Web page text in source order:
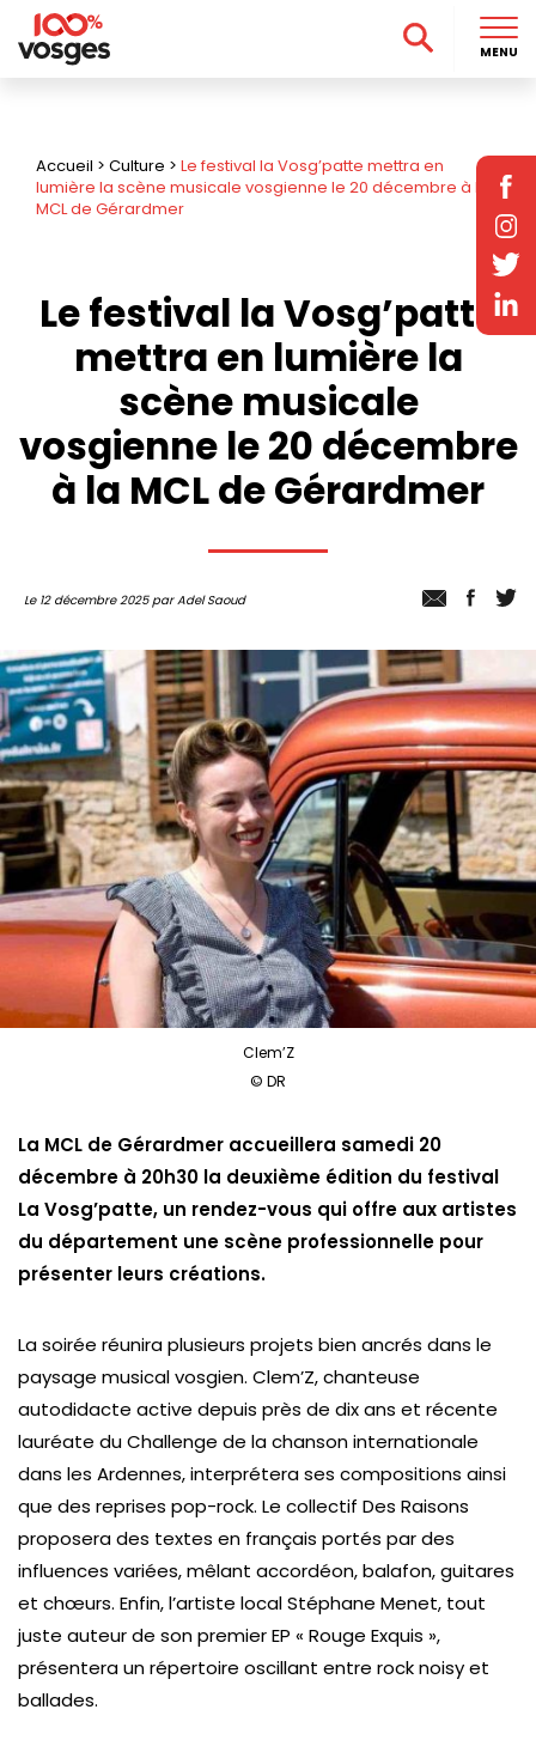
Accueil > Culture > Le festival la Vosg’patte mettra en
lumière la scène musicale vosgienne le 20 décembre à la
MCL de Gérardmer
Le festival la Vosg’patte
mettra en lumière la
scène musicale
vosgienne le 20 décembre
à la MCL de Gérardmer
Le 12 décembre 2025 par Adel Saoud
Clem’Z
© DR
La MCL de Gérardmer accueillera samedi 20
décembre à 20h30 la deuxième édition du festival
La Vosg’patte, un rendez-vous qui offre aux artistes
du département une scène professionnelle pour
présenter leurs créations.
La soirée réunira plusieurs projets bien ancrés dans le
paysage musical vosgien. Clem’Z, chanteuse
autodidacte active depuis près de dix ans et récente
lauréate du Challenge de la chanson internationale
dans les Ardennes, interprétera ses compositions ainsi
que des reprises pop-rock. Le collectif Des Raisons
proposera des textes en français portés par des
influences variées, mêlant accordéon, balafon, guitares
et chœurs. Enfin, l’artiste local Stéphane Menet, tout
juste auteur de son premier EP « Rouge Exquis »,
présentera un répertoire oscillant entre rock noisy et
ballades.
MENU